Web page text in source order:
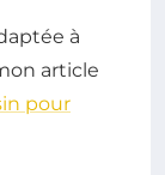
à
article
pour